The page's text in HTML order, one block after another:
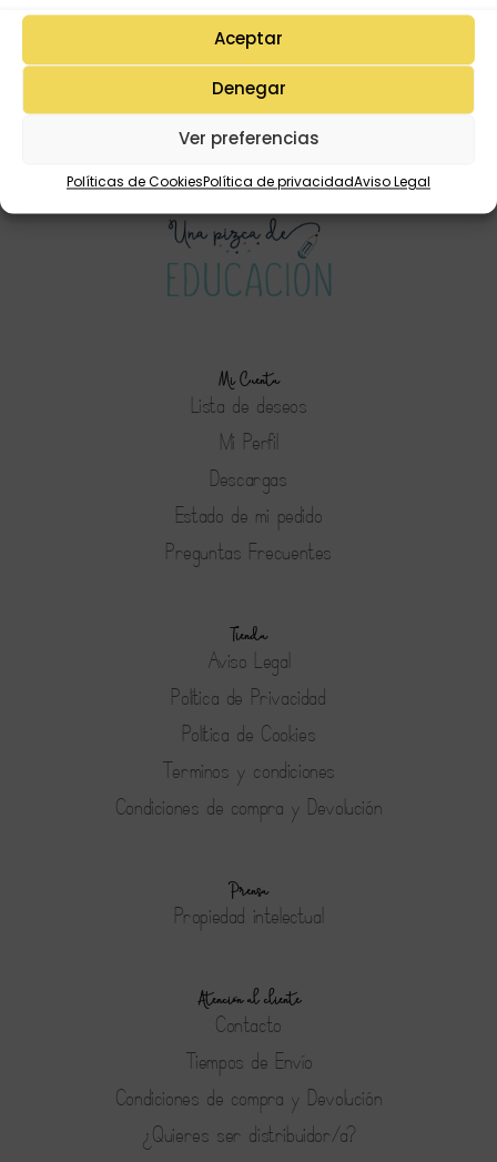
Aceptar
Denegar
Ver preferencias
Políticas de CookiesPolítica de privacidadAviso Legal
Mi Cuenta
Lista de deseos
Mi Perfil
Descargas
Estado de mi pedido
Preguntas Frecuentes
Tienda
Aviso Legal
Política de Privacidad
Política de Cookies
Terminos y condiciones
Condiciones de compra y Devolución
Prensa
Propiedad intelectual
Atención al cliente
Contacto
Tiempos de Envío
Condiciones de compra y Devolución
¿Quieres ser distribuidor/a?